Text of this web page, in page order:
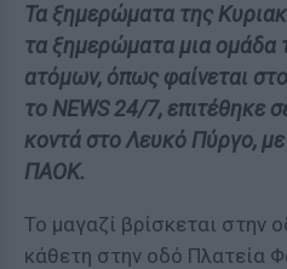
Τα ξημερώματα της
τα ξημερώματα μια ομάδα
ατόμων, όπως φαίνεται
το NEWS 24/7, επιτέθηκε
κοντά στο Λευκό Πύργο,
ΠΑΟΚ.
Το μαγαζί βρίσκεται στην
κάθετη στην οδό Πλατεία